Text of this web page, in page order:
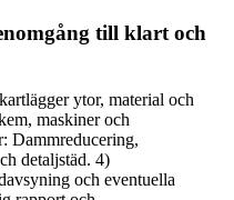
till klart och
ytor, material och
maskiner och
Dammreducering,
detaljstäd. 4)
och eventuella